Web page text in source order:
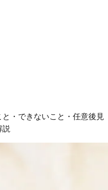
・できないこと・任意後見
説